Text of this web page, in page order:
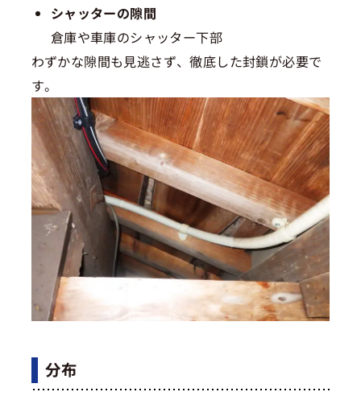
シャッターの隙間
倉庫や車庫のシャッター下部
わずかな隙間も見逃さず、徹底した封鎖が必要で
す。
分布